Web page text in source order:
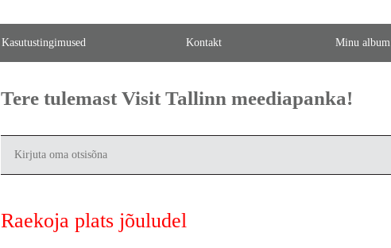
Kasutustingimused Kontakt Minu album
Tere tulemast Visit Tallinn meediapanka!
Raekoja plats jõuludel